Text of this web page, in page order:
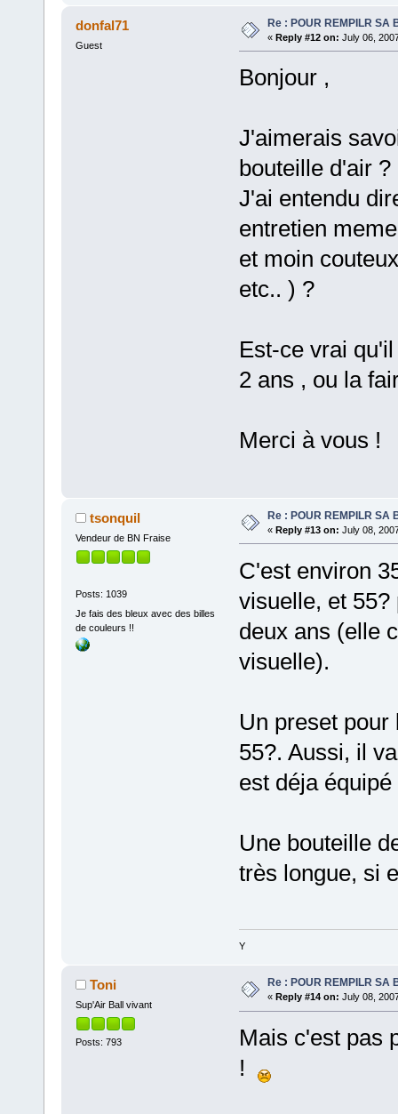
donfal71
Guest
Re : POUR REMPILR SA
« Reply #12 on: July 06,
Bonjour ,
J'aimerais
bouteille d'air ?
J'ai entendu
entretien
et moin
etc.. ) ?
Est-ce vrai
2 ans , ou la
Merci à vous !
tsonquil
Vendeur de BN Fraise
Posts: 1039
Je fais des bleux avec des billes
de couleurs !!
Re : POUR REMPILR SA
« Reply #13 on: July 08,
C'est environ
visuelle, et
deux ans (elle
visuelle).
Un preset
55?. Aussi, il
est déja
Une bouteille
très longue, si
Y
Toni
Sup'Air Ball vivant
Posts: 793
Re : POUR REMPILR SA
« Reply #14 on: July 08,
Mais c'est pas
!